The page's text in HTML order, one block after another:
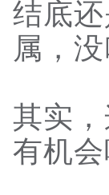
结底
属，
其实
有机